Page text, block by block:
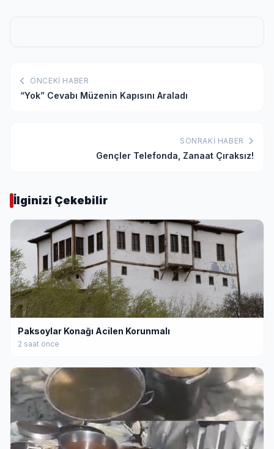
ÖNCEKI HABER
“Yok” Cevabı Müzenin Kapısını Araladı
SONRAKI HABER
Gençler Telefonda, Zanaat Çıraksız!
İlginizi Çekebilir
Paksoylar Konağı Acilen Korunmalı
2 saat önce